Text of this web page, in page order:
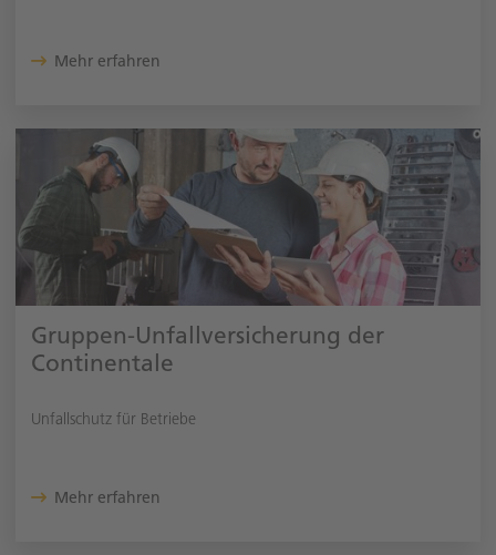
Mehr erfahren
Gruppen-Unfallversicherung der
Continentale
Unfallschutz für Betriebe
Mehr erfahren